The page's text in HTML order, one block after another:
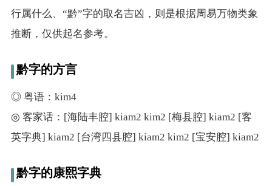
行属什么、“黔”字的取名吉凶，则是根据周易万物类象
推断，仅供起名参考。
黔字的方言
◎ 粤语：kim4
◎ 客家话：[海陆丰腔] kiam2 kim2 [梅县腔] kiam2 [客
英字典] kiam2 [台湾四县腔] kiam2 kim2 [宝安腔] kiam2
黔字的康熙字典